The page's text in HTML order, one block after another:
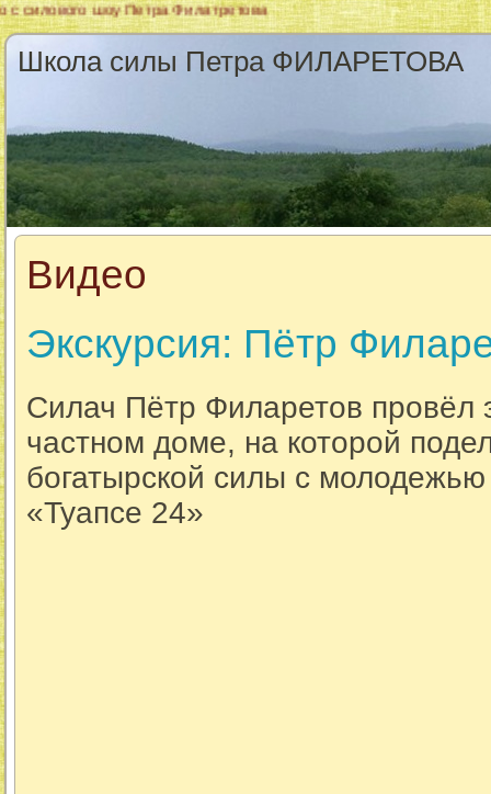
шоу Петра Филатретова
Школа силы Петра ФИЛАРЕТОВА
Видео
Экскурсия: Пётр
Силач Пётр Филаретов провёл
частном доме, на которой
богатырской силы с
«Туапсе 24»